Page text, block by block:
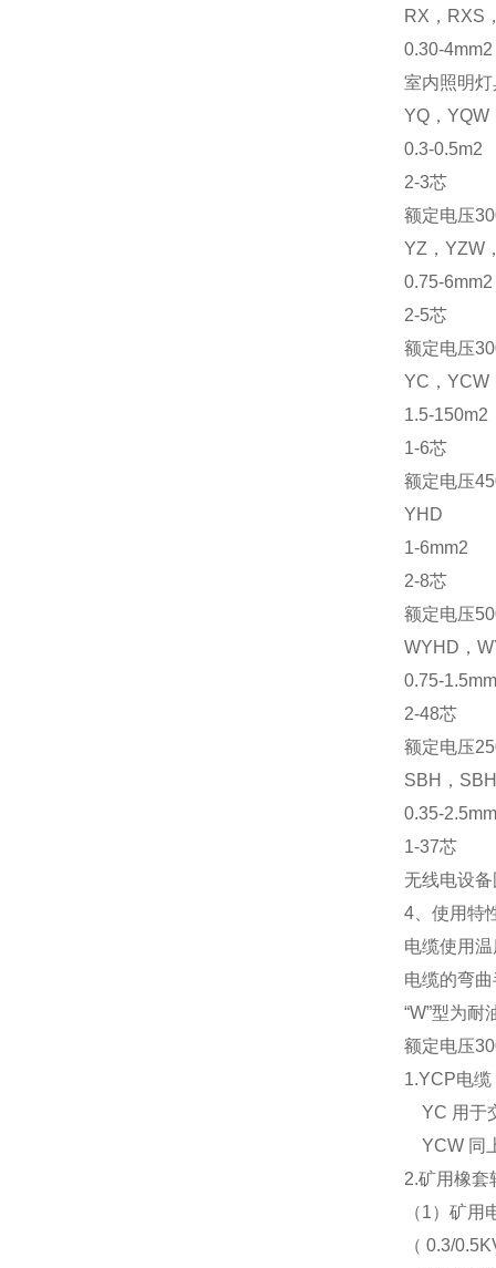
RX ， RXS
0.30-4mm2
室内照明
YQ， YQW
0.3-0.5m2
2-3芯
额定电压
YZ ， YZW
0.75-6mm2
2-5芯
额定电压
YC ， YCW
1.5-150m2
1-6芯
额定电压
YHD
1-6mm2
2-8芯
额定电压
WYHD ，
0.75-
2-48芯
额定电压
SBH ，
0.35-
1-37芯
无线电设
4、使用特
电缆使用
电缆的弯
“W”型为耐
额定电压
1.YCP电缆
YC 用于
YCW 同
2.矿用橡套
（1）矿用
（ 0.3/